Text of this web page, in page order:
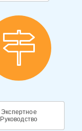
Экспертное
Руководство